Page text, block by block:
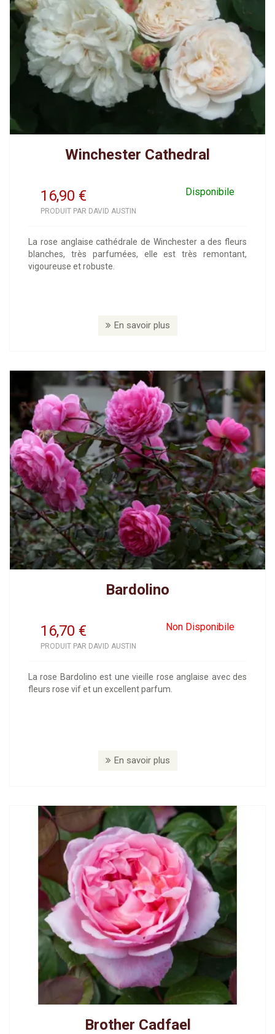
Winchester Cathedral
16,90 Disponibile
€
PRODUIT PAR DAVID AUSTIN
La rose anglaise cathédrale de Winchester a des fleurs
blanches, très parfumées, elle est très remontant,
vigoureuse et robuste.
En savoir plus
Bardolino
16,70 Non Disponibile
€
PRODUIT PAR DAVID AUSTIN
La rose Bardolino est une vieille rose anglaise avec des
fleurs rose vif et un excellent parfum.
En savoir plus
Brother Cadfael